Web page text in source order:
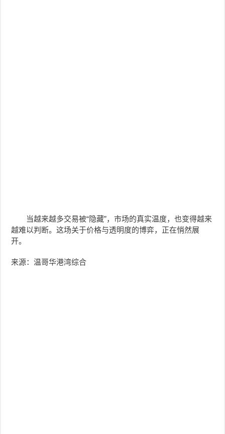
当越来越多交易被“隐藏”，市场的真实温度，也变得越来
越难以判断。这场关于价格与透明度的博弈，正在悄然展
开。
来源：温哥华港湾综合